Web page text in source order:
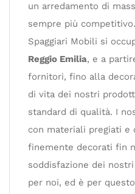
un arredamento di
sempre più competitivo.
Spaggiari Mobili si
Reggio Emilia, e a
fornitori, fino alla
di vita dei nostri
standard di qualità. I
con materiali pregiati e
finemente decorati fin
soddisfazione dei
per noi, ed è per